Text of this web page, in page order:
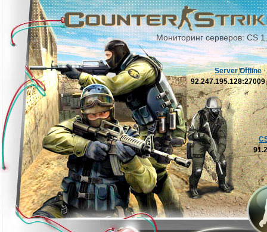
Мониторинг серверов: CS
Server Offline
92.247.195.128:27009